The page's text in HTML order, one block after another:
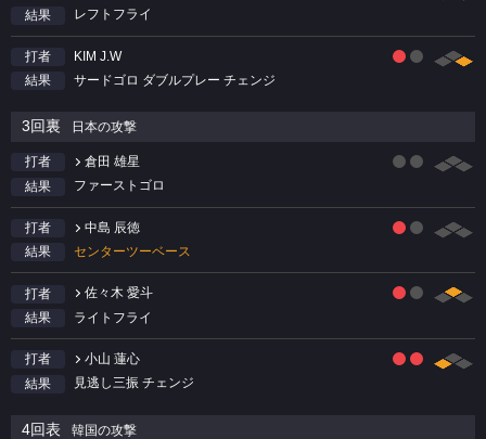
結果
レフトフライ
打者
KIM J.W
結果
サードゴロ ダブルプレー チェンジ
3回裏 日本の攻撃
打者
倉田 雄星
結果
ファーストゴロ
打者
中島 辰徳
結果
センターツーベース
打者
佐々木 愛斗
結果
ライトフライ
打者
小山 蓮心
結果
見逃し三振 チェンジ
4回表 韓国の攻撃